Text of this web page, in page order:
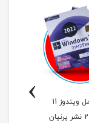
سیستم عامل ویندوز 11
›